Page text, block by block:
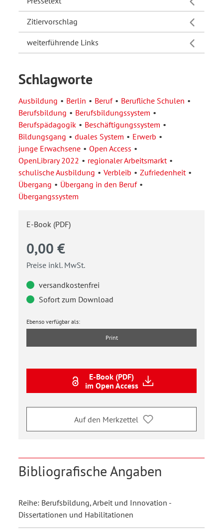
Zitiervorschlag
weiterführende Links
Schlagworte
Ausbildung Berlin Beruf
Berufliche Schulen
Berufsbildung
Berufsbildungssystem
Berufspädagogik
Beschäftigungssystem
Bildungsgang
duales System
Erwerb
junge Erwachsene
Open Access
OpenLibrary 2022
regionaler Arbeitsmarkt
schulische Ausbildung
Verbleib
Zufriedenheit
Übergang
Übergang in den Beruf
Übergangssystem
E-Book (PDF)
0,00 €
Preise inkl. MwSt.
versandkostenfrei
Sofort zum Download
Ebenso verfügbar als:
Print
E-Book (PDF)
im Open Access
Auf den Merkzettel
Bibliografische Angaben
Reihe: Berufsbildung, Arbeit und Innovation -
Dissertationen und Habilitationen